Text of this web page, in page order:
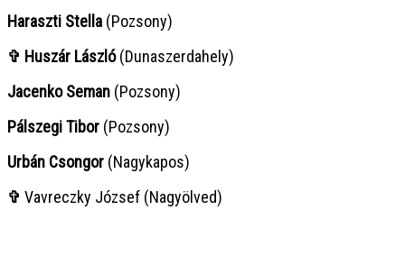
Haraszti Stella (Pozsony)
✞ Huszár László(Dunaszerdahely)
Jacenko Seman (Pozsony)
Pálszegi Tibor (Pozsony)
Urbán Csongor (Nagykapos)
✞ Vavreczky József (Nagyölved)